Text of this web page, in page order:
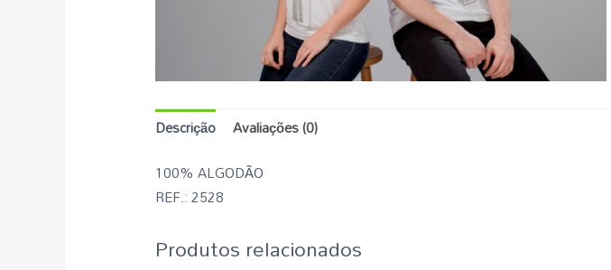
Descrição
Avaliações (0)
100% ALGODÃO
REF.: 2528
Produtos relacionados